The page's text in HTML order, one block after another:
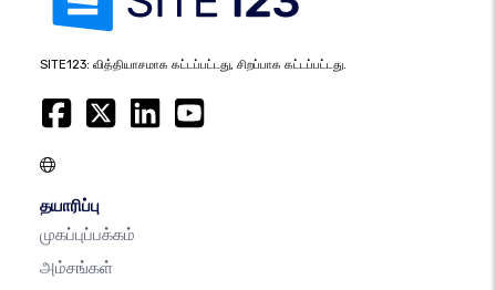
SITE123: வித்தியாசமாக கட்டப்பட்டது, சிறப்பாக கட்டப்பட்டது.
தயாரிப்பு
முகப்புப்பக்கம்
அம்சங்கள்